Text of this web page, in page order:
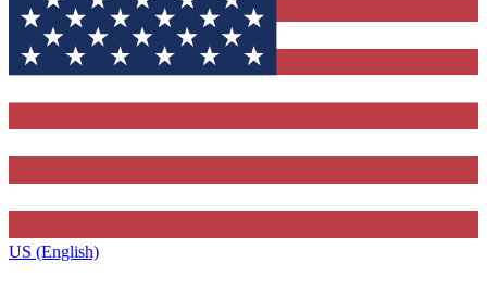
US (English)